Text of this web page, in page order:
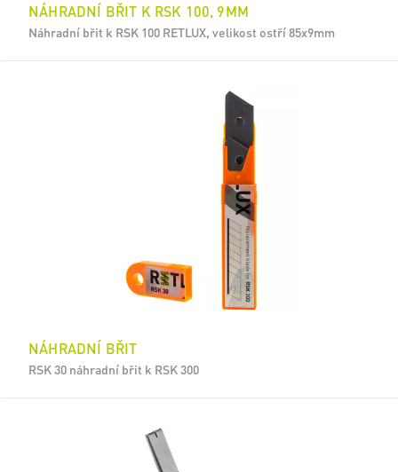
NÁHRADNÍ BŘIT K RSK 100, 9MM
Náhradní břit k RSK 100 RETLUX, velikost ostří 85x9mm
NÁHRADNÍ BŘIT
RSK 30 náhradní břit k RSK 300